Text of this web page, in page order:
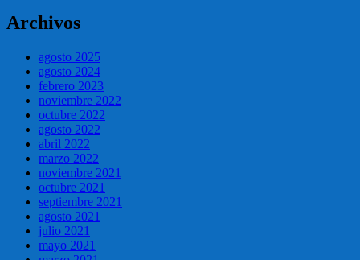
Archivos
agosto 2025
agosto 2024
febrero 2023
noviembre 2022
octubre 2022
agosto 2022
abril 2022
marzo 2022
noviembre 2021
octubre 2021
septiembre 2021
agosto 2021
julio 2021
mayo 2021